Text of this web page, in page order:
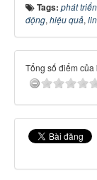
Tags: phát triển
động, hiệu quả,
Tổng số điểm